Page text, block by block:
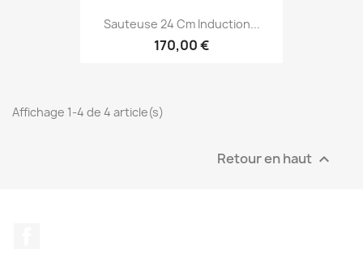
Sauteuse 24 Cm Induction...
170,00 €
Affichage 1-4 de 4 article(s)
Retour en haut 